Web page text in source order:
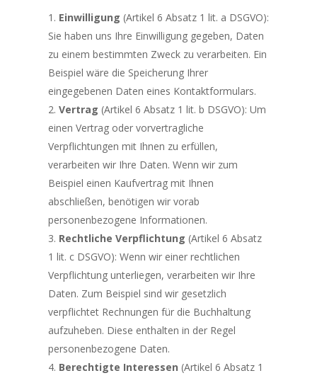
Einwilligung (Artikel 6 Absatz 1 lit. a DSGVO):
Sie haben uns Ihre Einwilligung gegeben, Daten
zu einem bestimmten Zweck zu verarbeiten. Ein
Beispiel wäre die Speicherung Ihrer
eingegebenen Daten eines Kontaktformulars.
Vertrag (Artikel 6 Absatz 1 lit. b DSGVO): Um
einen Vertrag oder vorvertragliche
Verpflichtungen mit Ihnen zu erfüllen,
verarbeiten wir Ihre Daten. Wenn wir zum
Beispiel einen Kaufvertrag mit Ihnen
abschließen, benötigen wir vorab
personenbezogene Informationen.
Rechtliche Verpflichtung (Artikel 6 Absatz
1 lit. c DSGVO): Wenn wir einer rechtlichen
Verpflichtung unterliegen, verarbeiten wir Ihre
Daten. Zum Beispiel sind wir gesetzlich
verpflichtet Rechnungen für die Buchhaltung
aufzuheben. Diese enthalten in der Regel
personenbezogene Daten.
Berechtigte Interessen (Artikel 6 Absatz 1